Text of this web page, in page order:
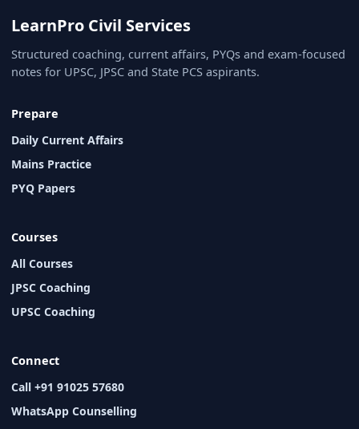
LearnPro Civil Services
Structured coaching, current affairs, PYQs and exam-focused
notes for UPSC, JPSC and State PCS aspirants.
Prepare
Daily Current Affairs
Mains Practice
PYQ Papers
Courses
All Courses
JPSC Coaching
UPSC Coaching
Connect
Call +91 91025 57680
WhatsApp Counselling